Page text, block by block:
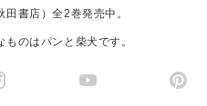
田書店）全2巻発売中。
のはパンと柴犬です。